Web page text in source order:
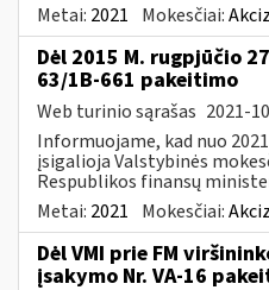
Metai: 2021 Mokesčiai:
Dėl 2015 M. rugpjūčio
63/1B-661 pakeitimo
Web turinio sąrašas 2021-
Informuojame, kad nuo
įsigalioja Valstybinės
Respublikos finansų
Metai: 2021 Mokesčiai:
Dėl VMI prie FM
įsakymo Nr. VA-16